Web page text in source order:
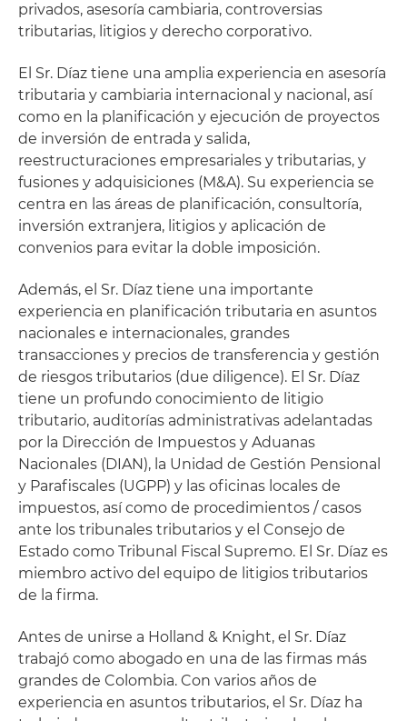
privados, asesoría cambiaria, controversias
tributarias, litigios y derecho corporativo.
El Sr. Díaz tiene una amplia experiencia en asesoría
tributaria y cambiaria internacional y nacional, así
como en la planificación y ejecución de proyectos
de inversión de entrada y salida,
reestructuraciones empresariales y tributarias, y
fusiones y adquisiciones (M&A). Su experiencia se
centra en las áreas de planificación, consultoría,
inversión extranjera, litigios y aplicación de
convenios para evitar la doble imposición.
Además, el Sr. Díaz tiene una importante
experiencia en planificación tributaria en asuntos
nacionales e internacionales, grandes
transacciones y precios de transferencia y gestión
de riesgos tributarios (due diligence). El Sr. Díaz
tiene un profundo conocimiento de litigio
tributario, auditorías administrativas adelantadas
por la Dirección de Impuestos y Aduanas
Nacionales (DIAN), la Unidad de Gestión Pensional
y Parafiscales (UGPP) y las oficinas locales de
impuestos, así como de procedimientos / casos
ante los tribunales tributarios y el Consejo de
Estado como Tribunal Fiscal Supremo. El Sr. Díaz es
miembro activo del equipo de litigios tributarios
de la firma.
Antes de unirse a Holland & Knight, el Sr. Díaz
trabajó como abogado en una de las firmas más
grandes de Colombia. Con varios años de
experiencia en asuntos tributarios, el Sr. Díaz ha